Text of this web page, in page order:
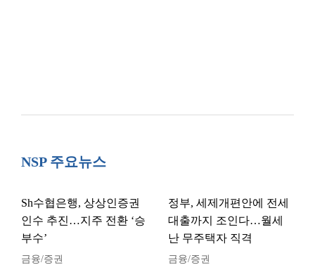
NSP 주요뉴스
Sh수협은행, 상상인증권
인수 추진…지주 전환 ‘승
부수’
금융/증권
정부, 세제개편안에 전세
대출까지 조인다…월세
난 무주택자 직격
금융/증권